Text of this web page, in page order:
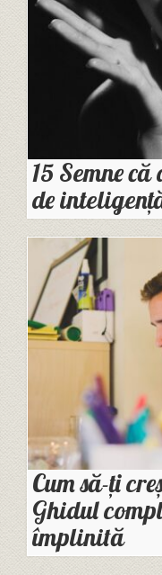
15 Semne
de
Cum să-ți
Ghidul
împlinită